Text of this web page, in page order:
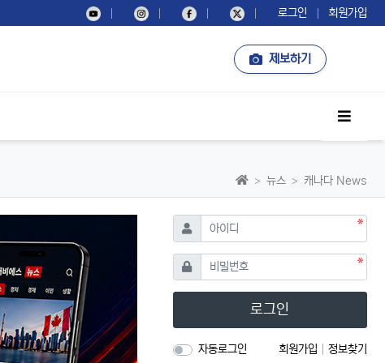
로그인 회원가입
제보하기
사이드
홈으로뉴스 캐나다 News
아이디 필수
비밀번호필수
로그인
자동로그인 회원가입 정보찾기